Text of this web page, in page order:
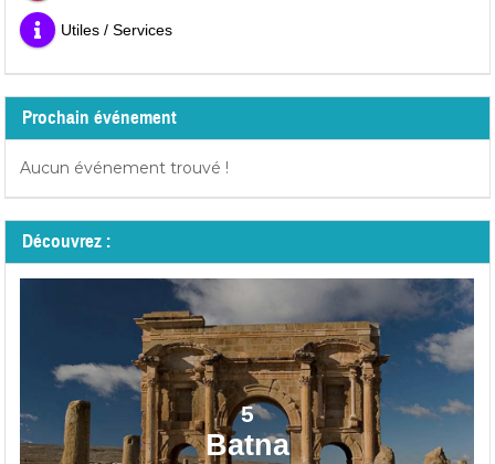
Utiles / Services
Prochain événement
Aucun événement trouvé !
Découvrez :
5
Batna